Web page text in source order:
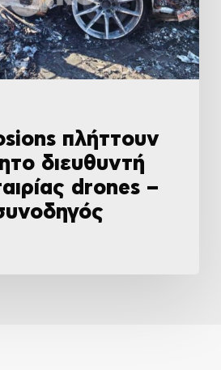
πλήττουν
διευθυντή
drones –